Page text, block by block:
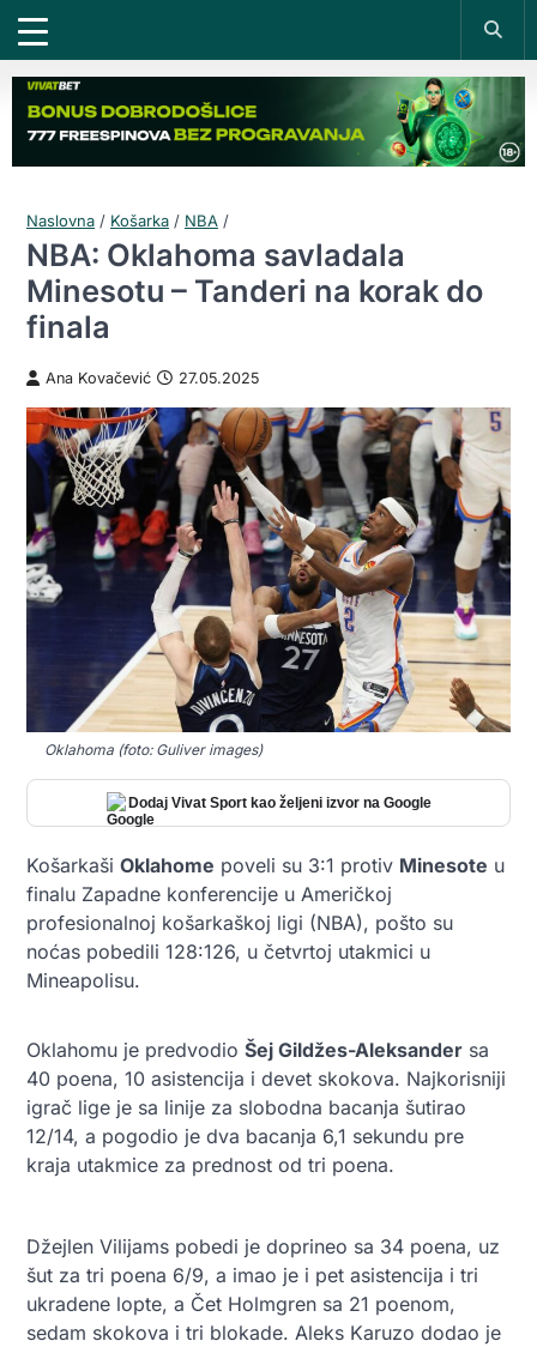
Naslovna / Košarka / NBA /
NBA: Oklahoma savladala
Minesotu – Tanderi na korak do
finala
Ana Kovačević 27.05.2025
Oklahoma (foto: Guliver images)
Dodaj Vivat Sport kao željeni izvor na Google
Košarkaši Oklahome poveli su 3:1 protiv Minesote u
finalu Zapadne konferencije u Američkoj
profesionalnoj košarkaškoj ligi (NBA), pošto su
noćas pobedili 128:126, u četvrtoj utakmici u
Mineapolisu.
Oklahomu je predvodio Šej Gildžes-Aleksander sa
40 poena, 10 asistencija i devet skokova. Najkorisniji
igrač lige je sa linije za slobodna bacanja šutirao
12/14, a pogodio je dva bacanja 6,1 sekundu pre
kraja utakmice za prednost od tri poena.
Džejlen Vilijams pobedi je doprineo sa 34 poena, uz
šut za tri poena 6/9, a imao je i pet asistencija i tri
ukradene lopte, a Čet Holmgren sa 21 poenom,
sedam skokova i tri blokade. Aleks Karuzo dodao je